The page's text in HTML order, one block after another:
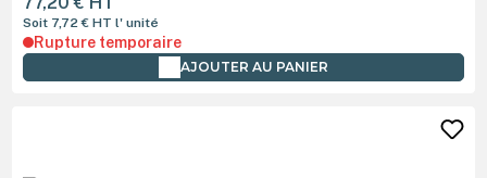
Soit 7,72 €HTl' unité
Rupture temporaire
AJOUTER AU PANIER